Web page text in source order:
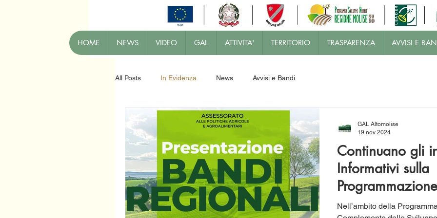
HOME NEWS VIDEO GAL ATTIVITA' TERRITORIO TRASPARENZA AVVISI E
All Posts In Evidenza News Avvisi e Bandi
Continuano gli
Informativi sulla
Complemento
Nell’ambito della
GAL Altomolise
19 nov 2024